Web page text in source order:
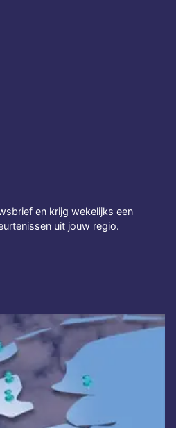
en krijg wekelijks een
uit jouw regio.